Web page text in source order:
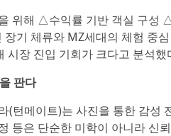
위해 △수익률 기반 객실 구
기 체류와 MZ세대의 체험 중
시장 진입 기회가 크다고 분석했
판다
(턴메이트)는 사진을 통한 감성
등은 단순한 미학이 아니라 신